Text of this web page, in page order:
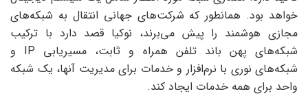
خواهد بود. همانطور که شرکت‌های جهانی انتقال به شبکه‌های
مجازی هوشمند را پیش می‌برند، نوکیا قصد دارد با ترکیب
شبکه‌های پهن باند تلفن همراه و ثابت، مسیریابی IP و
شبکه‌های نوری با نرم‌افزار و خدمات برای مدیریت آنها، یک شبکه
واحد برای همه خدمات ایجاد کند.